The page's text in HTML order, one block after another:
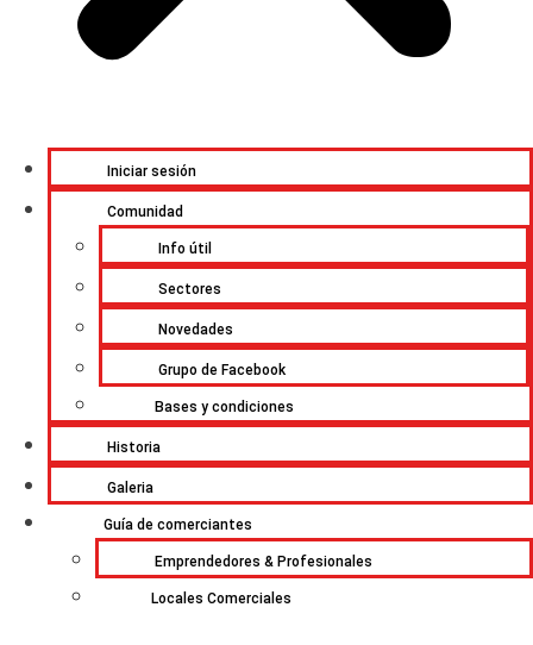
Iniciar sesión
Comunidad
Info útil
Sectores
Novedades
Grupo de Facebook
Bases y condiciones
Historia
Galeria
Guía de comerciantes
Emprendedores & Profesionales
Locales Comerciales